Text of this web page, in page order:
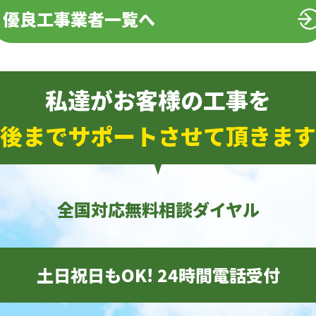
優良工事業者一覧へ
私達がお客様の工事を
までサポートさせて頂きま
全国対応無料相談ダイヤル
土日祝日もOK! 24時間電話受付